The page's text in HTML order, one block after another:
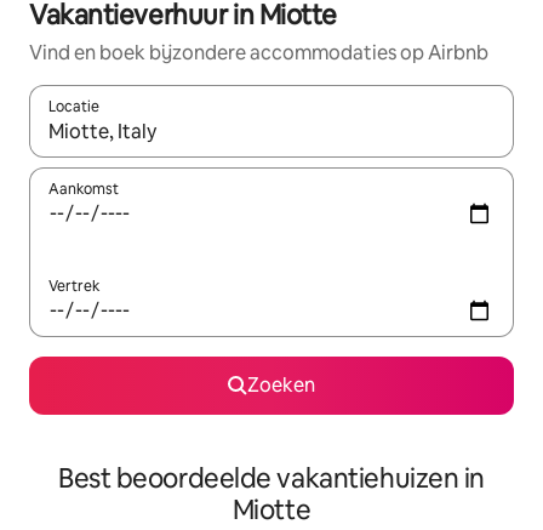
Vakantieverhuur in Miotte
Vind en boek bijzondere accommodaties op Airbnb
Locatie
Wanneer er suggesties beschikbaar zijn, maak je een keuze
Aankomst
Vertrek
Zoeken
Best beoordeelde vakantiehuizen in
Miotte